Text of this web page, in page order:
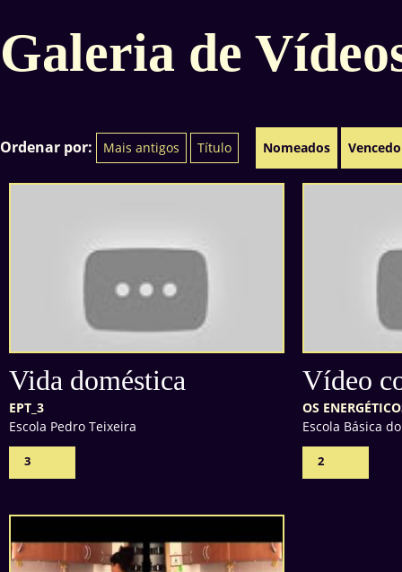
Galeria de
Ordenar por: Mais antigos Título Nomeados
Vida doméstica
EPT_3
Escola Pedro Teixeira
3
Vídeo
OS
Escola Básica
2